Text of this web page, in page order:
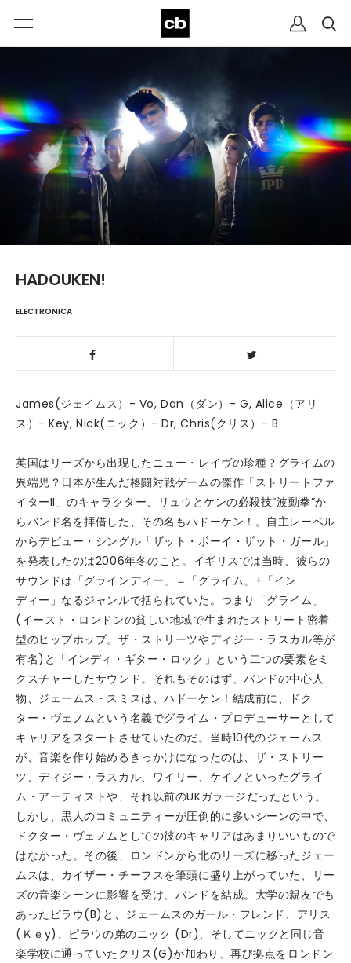
HADOUKEN!
ELECTRONICA
James(ジェイムス）- Vo, Dan（ダン）- G, Alice（アリ
ス）- Key, Nick(ニック）- Dr, Chris(クリス）- B
英国はリーズから出現したニュー・レイヴの珍種？グライムの
異端児？日本が生んだ格闘対戦ゲームの傑作「ストリートファ
イターII」のキャラクター、リュウとケンの必殺技“波動拳”か
らバンド名を拝借した、その名もハドーケン！。自主レーベル
からデビュー・シングル「ザット・ボーイ・ザット・ガール」
を発表したのは2006年冬のこと。イギリスでは当時、彼らの
サウンドは「グラインディー」＝「グライム」+「イン
ディー」なるジャンルで括られていた。つまり「グライム」
(イースト・ロンドンの貧しい地域で生まれたストリート密着
型のヒップホップ。ザ・ストリーツやディジー・ラスカル等が
有名)と「インディ・ギター・ロック」という二つの要素をミ
クスチャーしたサウンド。それもそのはず、バンドの中心人
物、ジェームス・スミスは、ハドーケン！結成前に、ドク
ター・ヴェノムという名義でグライム・プロデューサーとして
キャリアをスタートさせていたのだ。当時10代のジェームス
が、音楽を作り始めるきっかけになったのは、ザ・ストリー
ツ、ディジー・ラスカル、ワイリー、ケイノといったグライ
ム・アーティストや、それ以前のUKガラージだったという。
しかし、黒人のコミュニティーが圧倒的に多いシーンの中で、
ドクター・ヴェノムとしての彼のキャリアはあまりいいもので
はなかった。その後、ロンドンから北のリーズに移ったジェー
ムスは、カイザー・チーフスを筆頭に盛り上がっていた、リー
ズの音楽シーンに影響を受け、バンドを結成。大学の親友でも
あったピラウ(B)と、ジェームスのガール・フレンド、アリス
(Ｋｅy)、ピラウの弟のニック (Dr)、そしてニックと同じ音
楽学校に通っていたクリス(G)が加わり、再び拠点をロンドン